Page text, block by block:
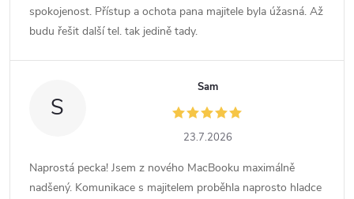
spokojenost. Přístup a ochota pana majitele byla úžasná. Až
budu řešit další tel. tak jedině tady.
S
Sam
23.7.2026
Naprostá pecka! Jsem z nového MacBooku maximálně
nadšený. Komunikace s majitelem proběhla naprosto hladce